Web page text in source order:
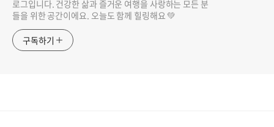
로그입니다. 건강한 삶과 즐거운 여행을 사랑하는 모든 분
들을 위한 공간이에요. 오늘도 함께 힐링해요 💚
구독하기